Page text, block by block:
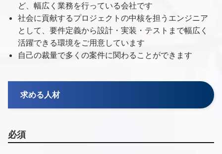
ど、幅広く業務を行っている会社です
社会に貢献するプロジェクトの中核を担うエンジニア
として、要件定義から設計・実装・テストまで幅広く
活躍できる環境をご用意しています
自己の裁量で多くの案件に関わることができます
求める人材
必須